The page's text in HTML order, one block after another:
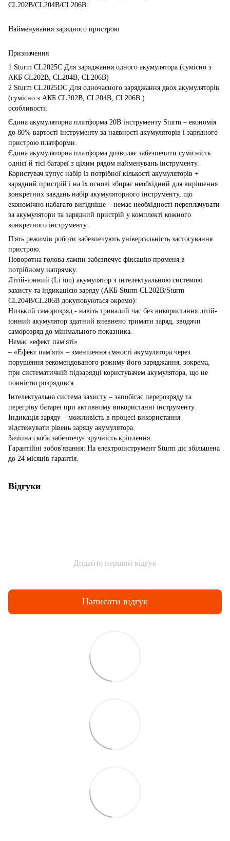
CL202B/CL204B/CL206B:
Найменування зарядного пристрою
Призначення
1 Sturm CL2025С Для заряджання одного акумулятора (сумісно з
АКБ CL202B, CL204B, CL206B)
2 Sturm CL2025DС Для одночасного заряджання двох акумуляторів
(сумісно з АКБ CL202B, CL204B, CL206B )
особливості:
Єдина акумуляторна платформа 20В інструменту Sturm – економія
до 80% вартості інструменту за наявності акумуляторів і зарядного
пристрою платформи.
Єдина акумуляторна платформа дозволяє забезпечити сумісність
однієї й тієї батареї з цілим рядом найменувань інструменту.
Користувач купує набір із потрібної кількості акумуляторів +
зарядний пристрій і на їх основі збирає необхідний для вирішення
конкретних завдань набір акумуляторного інструменту, що
економічно набагато вигідніше – немає необхідності переплачувати
за акумулятори та зарядний пристрій у комплекті кожного
конкретного інструменту.
П'ять режимів роботи забезпечують універсальність застосування
пристрою.
Поворотна голова лампи забезпечує фіксацію променя в
потрібному напрямку.
Літій-іонний (Li ion) акумулятор з інтелектуальною системою
захисту та індикацією заряду (AКБ Sturm CL202B/Sturm
CL204B/CL206B докуповуються окремо):
Низький саморозряд - навіть тривалий час без використання літій-
іонний акумулятор здатний впевнено тримати заряд, зводячи
саморозряд до мінімального показника.
Немає «ефект пам'яті»
– «Ефект пам'яті» – зменшення ємності акумулятора через
порушення рекомендованого режиму його заряджання, зокрема,
при систематичній підзарядці користувачем акумулятора, що не
повністю розрядився.
Інтелектуальна система захисту – запобігає перерозряду та
перегріву батареї при активному використанні інструменту.
Індикація заряду – можливість в процесі використання
відстежувати рівень заряду акумулятора.
Зачіпна скоба забезпечує зручність кріплення.
Гарантійні зобов'язання: На електроінструмент Sturm діє збільшена
до 24 місяців гарантія.
Відгуки
Додайте перший відгук
Написати відгук